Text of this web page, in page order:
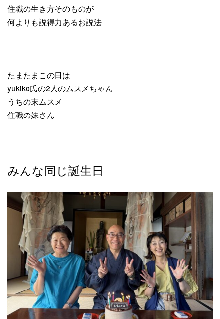
住職の生き方そのものが
何よりも説得力あるお説法
たまたまこの日は
yukiko氏の2人のムスメちゃん
うちの末ムスメ
住職の妹さん
みんな同じ誕生日